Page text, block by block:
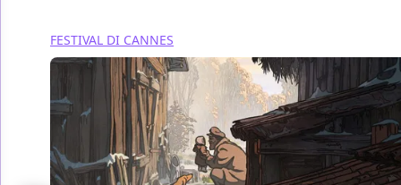
FESTIVAL DI CANNES